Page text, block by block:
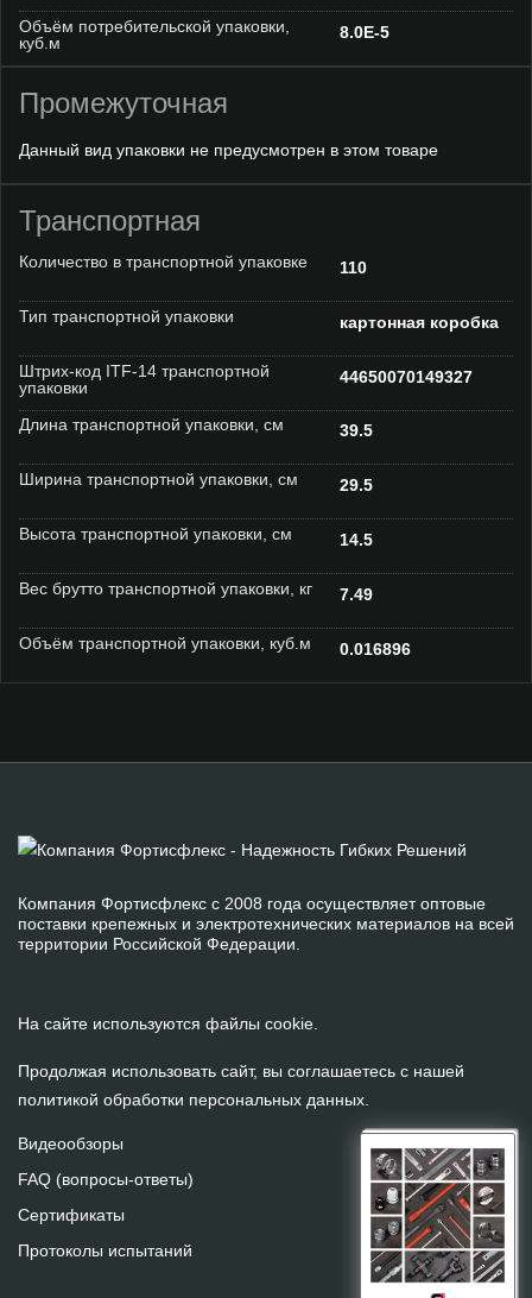
Объём потребительской упаковки,
куб.м
8.0E-5
Промежуточная
Данный вид упаковки не предусмотрен в этом товаре
Транспортная
Количество в транспортной упаковке 110
Тип транспортной упаковки картонная коробка
Штрих-код ITF-14 транспортной
упаковки
44650070149327
Длина транспортной упаковки, см 39.5
Ширина транспортной упаковки, см 29.5
Высота транспортной упаковки, см 14.5
Вес брутто транспортной упаковки, кг 7.49
Объём транспортной упаковки, куб.м 0.016896
Компания Фортисфлекс с 2008 года осуществляет оптовые
поставки крепежных и электротехнических материалов на всей
территории Российской Федерации.
На сайте используются файлы cookie.
Продолжая использовать сайт, вы соглашаетесь с нашей
политикой обработки персональных данных
Видеообзоры
FAQ (вопросы-ответы)
Сертификаты
Протоколы испытаний